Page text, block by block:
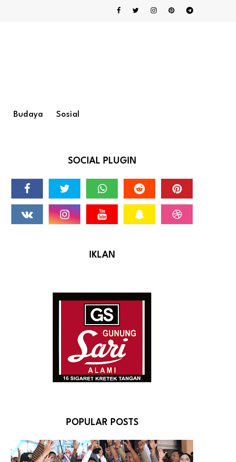
Budaya Sosial
SOCIAL PLUGIN
IKLAN
POPULAR POSTS